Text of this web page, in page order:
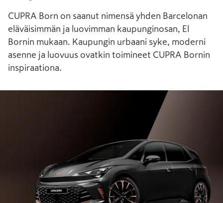
CUPRA Born on saanut nimensä yhden Barcelonan
eläväisimmän ja luovimman kaupunginosan, El
Bornin mukaan. Kaupungin urbaani syke, moderni
asenne ja luovuus ovatkin toimineet CUPRA Bornin
inspiraationa.